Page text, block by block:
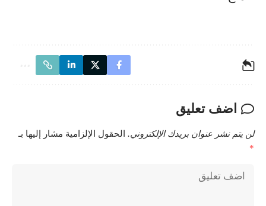
اضف تعليق
لن يتم نشر عنوان بريدك الإلكتروني. الحقول الإلزامية مشار إليها بـ
*